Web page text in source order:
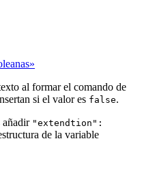
al formar el comando de
si el valor es false.
añadir "extendtion":
de la variable